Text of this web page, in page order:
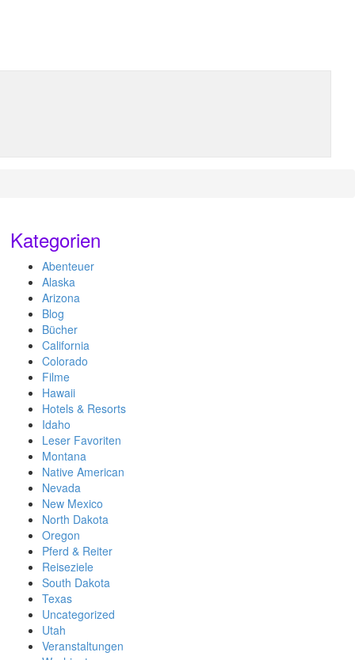
Kategorien
Abenteuer
Alaska
Arizona
Blog
Bücher
California
Colorado
Filme
Hawaii
Hotels & Resorts
Idaho
Leser Favoriten
Montana
Native American
Nevada
New Mexico
North Dakota
Oregon
Pferd & Reiter
Reiseziele
South Dakota
Texas
Uncategorized
Utah
Veranstaltungen